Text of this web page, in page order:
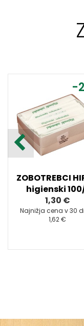
-
ZOBOTREBCI
higienski
1,30 €
Najnižja cena v 30
1,62 €